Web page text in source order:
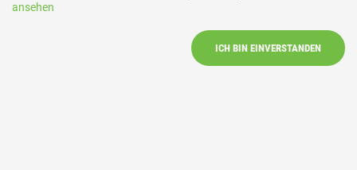
ansehen
ICH BIN EINVERSTANDEN